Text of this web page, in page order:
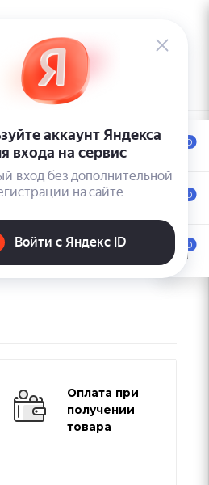
Контакты
Оплата при
получении
товара
0
0
0